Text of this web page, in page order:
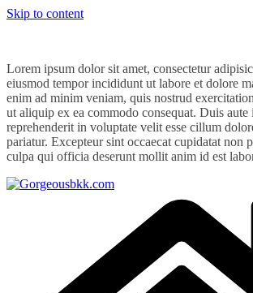
Skip to content
Lorem ipsum dolor sit amet, consectetur
eiusmod tempor incididunt ut labore et dolore
enim ad minim veniam, quis nostrud
ut aliquip ex ea commodo consequat. Duis
reprehenderit in voluptate velit esse cillum
pariatur. Excepteur sint occaecat cupidatat non
culpa qui officia deserunt mollit anim id est